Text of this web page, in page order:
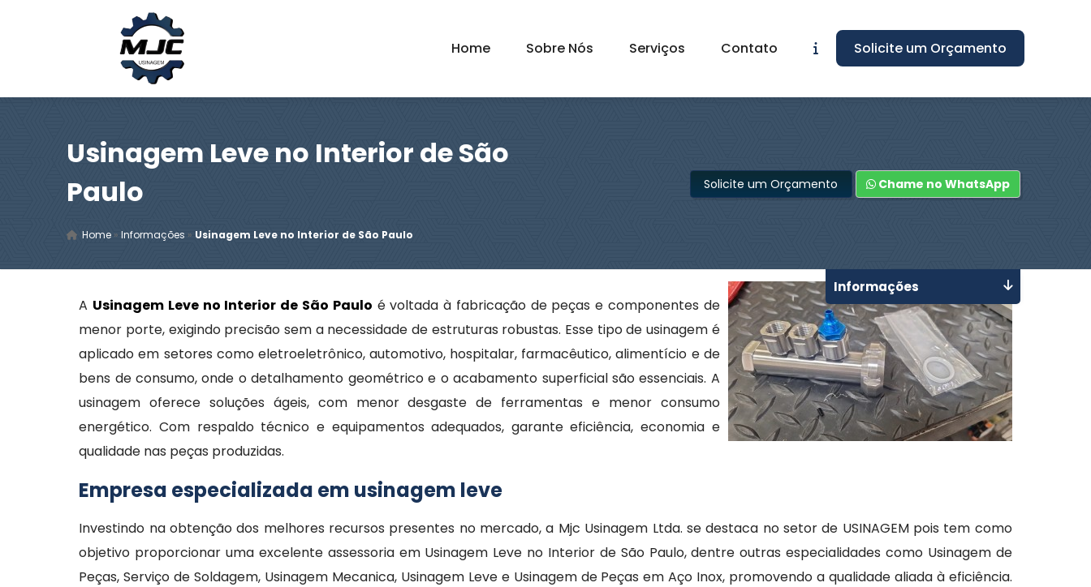
Home Sobre Nós Serviços Contato Solicite um Orçamento
Usinagem Leve no Interior de São
Paulo
Home »Informações » Usinagem Leve no Interior de São Paulo
Solicite um Orçamento Chame no WhatsApp
A Usinagem Leve no Interior de São Paulo é voltada à fabricação de peças e componentes de
menor porte, exigindo precisão sem a necessidade de estruturas robustas. Esse tipo de usinagem é
aplicado em setores como eletroeletrônico, automotivo, hospitalar, farmacêutico, alimentício e de
bens de consumo, onde o detalhamento geométrico e o acabamento superficial são essenciais. A
usinagem oferece soluções ágeis, com menor desgaste de ferramentas e menor consumo
energético. Com respaldo técnico e equipamentos adequados, garante eficiência, economia e
qualidade nas peças produzidas.
Empresa especializada em usinagem leve
Investindo na obtenção dos melhores recursos presentes no mercado, a Mjc Usinagem Ltda. se destaca no setor de USINAGEM pois tem como
objetivo proporcionar uma excelente assessoria em Usinagem Leve no Interior de São Paulo, dentre outras especialidades como Usinagem de
Peças, Serviço de Soldagem, Usinagem Mecanica, Usinagem Leve e Usinagem de Peças em Aço Inox, promovendo a qualidade aliada à eficiência.
Informações